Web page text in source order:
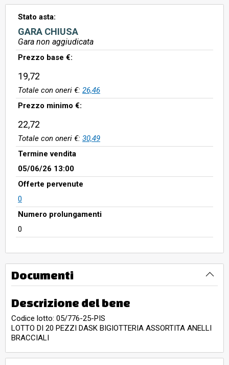
Stato asta:
GARA CHIUSA
Gara non aggiudicata
Prezzo base €:
19,72
Totale con oneri €: 26,46
Prezzo minimo €:
22,72
Totale con oneri €: 30,49
Termine vendita
05/06/26 13:00
Offerte pervenute
0
Numero prolungamenti
0
Documenti
Descrizione del bene
Codice lotto: 05/776-25-PIS
LOTTO DI 20 PEZZI DASK BIGIOTTERIA ASSORTITA ANELLI
BRACCIALI